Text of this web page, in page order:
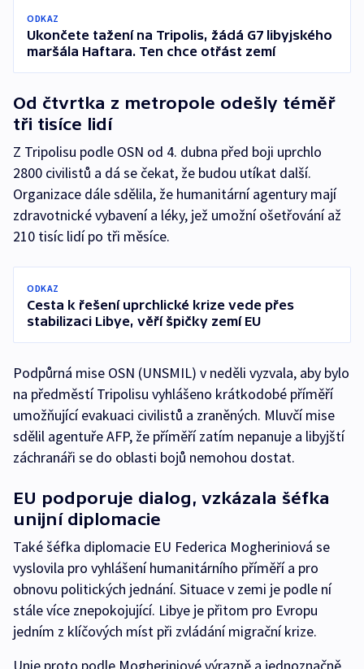
ODKAZ
Ukončete tažení na Tripolis, žádá G7 libyjského
maršála Haftara. Ten chce otřást zemí
Od čtvrtka z metropole odešly téměř
tři tisíce lidí
Z Tripolisu podle OSN od 4. dubna před boji uprchlo
2800 civilistů a dá se čekat, že budou utíkat další.
Organizace dále sdělila, že humanitární agentury mají
zdravotnické vybavení a léky, jež umožní ošetřování až
210 tisíc lidí po tři měsíce.
ODKAZ
Cesta k řešení uprchlické krize vede přes
stabilizaci Libye, věří špičky zemí EU
Podpůrná mise OSN (UNSMIL) v neděli vyzvala, aby bylo
na předměstí Tripolisu vyhlášeno krátkodobé příměří
umožňující evakuaci civilistů a zraněných. Mluvčí mise
sdělil agentuře AFP, že příměří zatím nepanuje a libyjští
záchranáři se do oblasti bojů nemohou dostat.
EU podporuje dialog, vzkázala šéfka
unijní diplomacie
Také šéfka diplomacie EU Federica Mogheriniová se
vyslovila pro vyhlášení humanitárního příměří a pro
obnovu politických jednání. Situace v zemi je podle ní
stále více znepokojující. Libye je přitom pro Evropu
jedním z klíčových míst při zvládání migrační krize.